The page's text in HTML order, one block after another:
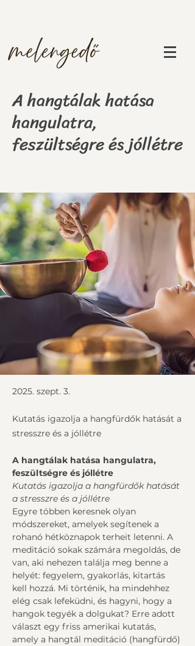
A hangtálak hatása
hangulatra,
feszültségre és jóllétre
2025. szept. 3.
Kutatás igazolja a hangfürdők hatását a
stresszre és a jóllétre
A hangtálak hatása hangulatra,
feszültségre és jóllétre
Kutatás igazolja a hangfürdők hatását
a stresszre és a jóllétre
Egyre többen keresnek olyan
módszereket, amelyek segítenek a
rohanó hétköznapok terheit letenni. A
meditáció sokak számára megoldás, de
van, aki nehezen találja meg benne a
helyét: fegyelem, gyakorlás, kitartás
kell hozzá. Mi történik, ha mindehhez
elég csak lefeküdni, és hagyni, hogy a
hangok tegyék a dolgukat? Erre adott
választ egy friss amerikai kutatás,
amely a hangtál meditáció (hangfürdő)